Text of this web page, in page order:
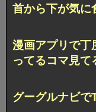
首から下が気
漫画アプリで丁
ってるコマ見
グーグルナビ